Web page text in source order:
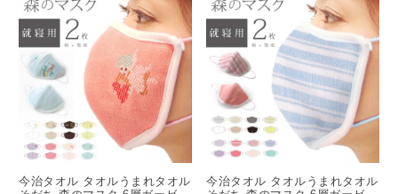
今治タオル タオルうまれタオル
今治タオル タオルうまれタオル